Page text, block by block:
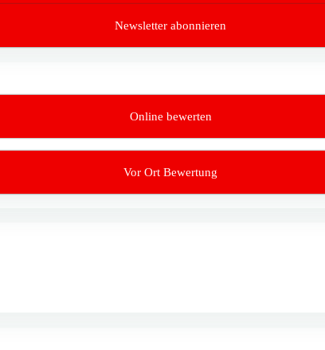
Newsletter abonnieren
Online bewerten
Vor Ort Bewertung